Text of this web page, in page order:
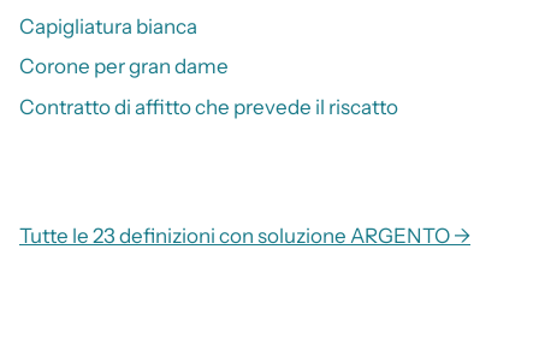
Capigliatura bianca
Corone per gran dame
Contratto di affitto che prevede il riscatto
Tutte le 23 definizioni con soluzione ARGENTO →